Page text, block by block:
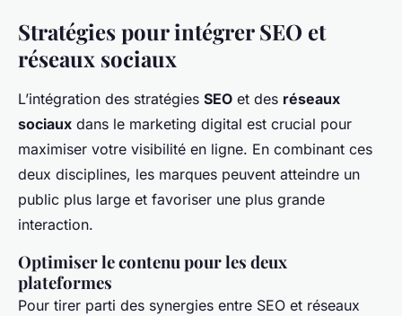
Stratégies pour intégrer SEO et
réseaux sociaux
L’intégration des stratégies SEO et des réseaux
sociaux dans le marketing digital est crucial pour
maximiser votre visibilité en ligne. En combinant ces
deux disciplines, les marques peuvent atteindre un
public plus large et favoriser une plus grande
interaction.
Optimiser le contenu pour les deux
plateformes
Pour tirer parti des synergies entre SEO et réseaux